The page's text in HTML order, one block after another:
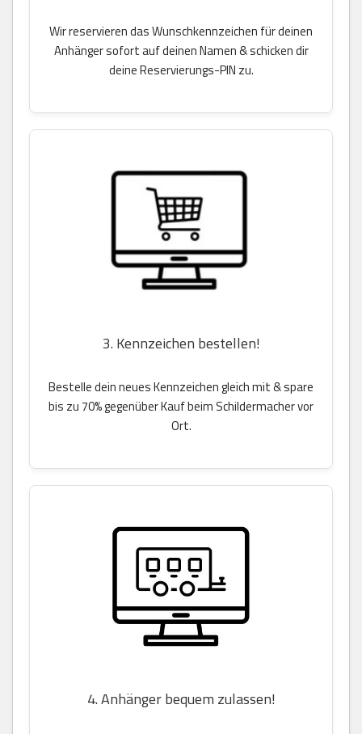
Wir reservieren das Wunschkennzeichen für deinen
Anhänger sofort auf deinen Namen & schicken dir
deine Reservierungs-PIN zu.
3. Kennzeichen bestellen!
Bestelle dein neues Kennzeichen gleich mit & spare
bis zu 70% gegenüber Kauf beim Schildermacher vor
Ort.
4. Anhänger bequem zulassen!